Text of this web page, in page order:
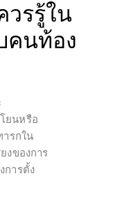
วรรู้ใน
คนท้อง
ยนหรือ
ารกใน
งของการ
การตั้ง